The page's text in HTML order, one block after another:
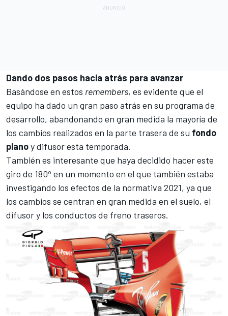
Dando dos pasos hacia atrás para avanzar
Basándose en estos remembers, es evidente que el
equipo ha dado un gran paso atrás en su programa de
desarrollo, abandonando en gran medida la mayoría de
los cambios realizados en la parte trasera de su fondo
planoy difusor esta temporada.
También es interesante que haya decidido hacer este
giro de 180º en un momento en el que también estaba
investigando los efectos de la normativa 2021, ya que
los cambios se centran en gran medida en el suelo, el
difusor y los conductos de freno traseros.